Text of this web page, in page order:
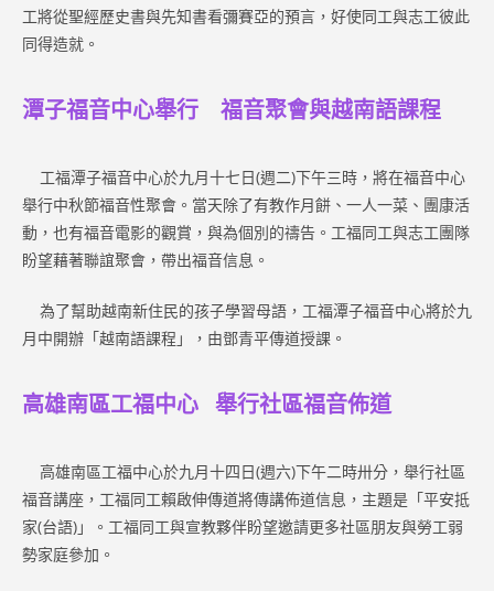
工將從聖經歷史書與先知書看彌賽亞的預言，好使同工與志工彼此
同得造就。
潭子福音中心舉行 福音聚會與越南語課程
工福潭子福音中心於九月十七日(週二)下午三時，將在福音中心
舉行中秋節福音性聚會。當天除了有教作月餅、一人一菜、團康活
動，也有福音電影的觀賞，與為個別的禱告。工福同工與志工團隊
盼望藉著聯誼聚會，帶出福音信息。
為了幫助越南新住民的孩子學習母語，工福潭子福音中心將於九
月中開辦「越南語課程」，由鄧青平傳道授課。
高雄南區工福中心 舉行社區福音佈道
高雄南區工福中心於九月十四日(週六)下午二時卅分，舉行社區
福音講座，工福同工賴啟伸傳道將傳講佈道信息，主題是「平安抵
家(台語)」。工福同工與宣教夥伴盼望邀請更多社區朋友與勞工弱
勢家庭參加。